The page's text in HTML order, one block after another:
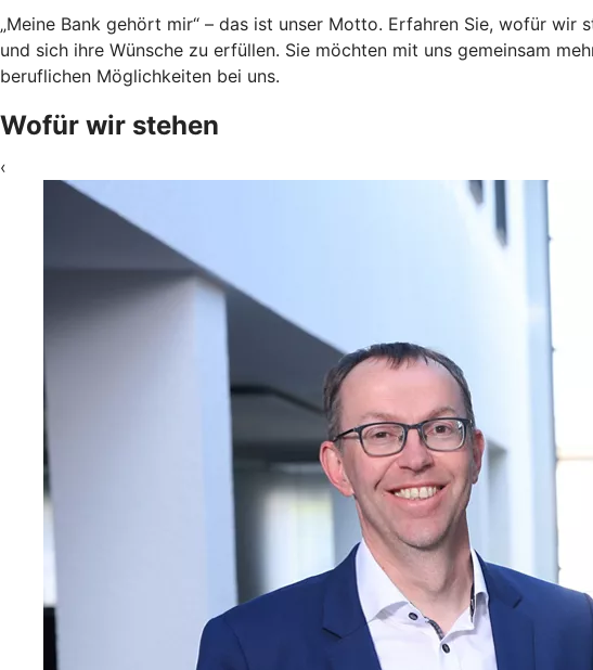
„Meine Bank gehört mir“ – das ist unser Motto. Erfahren Sie, wofür
und sich ihre Wünsche zu erfüllen. Sie möchten mit uns gemeinsam
beruflichen Möglichkeiten bei uns.
Wofür wir stehen
‹